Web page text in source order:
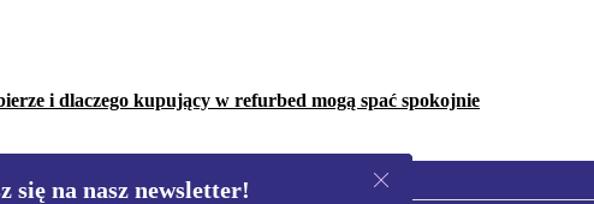
i dlaczego kupujący w refurbed mogą spać spokojnie
się na nasz newsletter!